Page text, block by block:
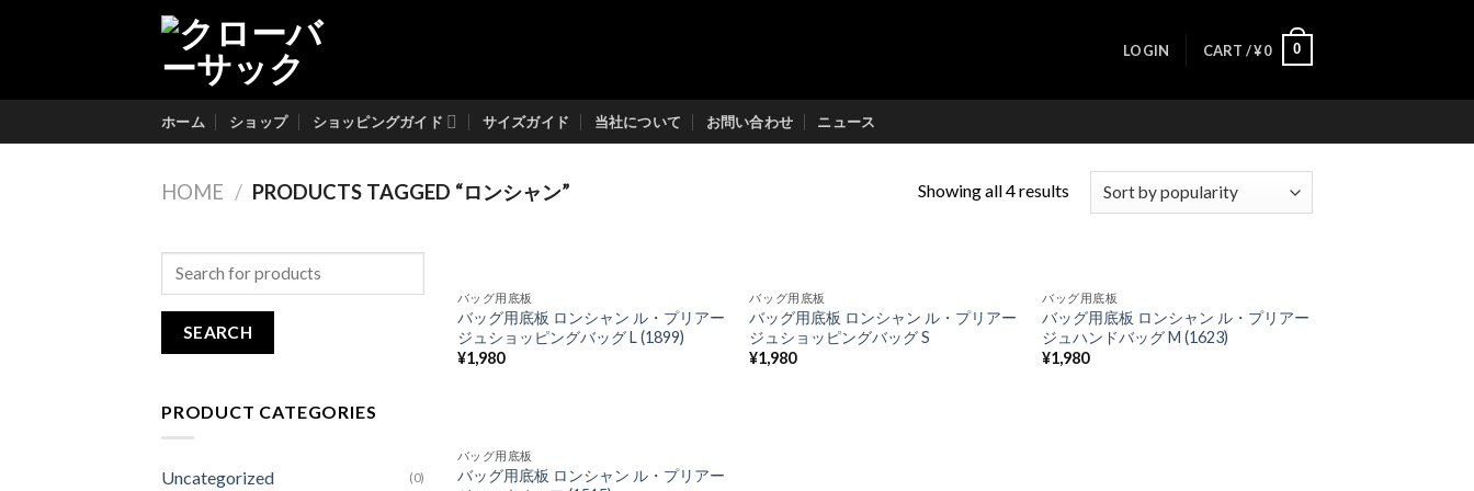
LOGIN CART /¥0 0
ホーム ショップ ショッピングガイド サイズガイド 当社について お問い合わせ ニュース
HOME / PRODUCTS TAGGED “ロンシャン” Showing all 4 results
Search
PRODUCT CATEGORIES
Uncategorized (0)
Add to
Wishlist
バッグ用底板
バッグ用底板 ロンシャン ル・プリアー
ジュショッピングバッグ L (1899)
¥1,980
Add to
Wishlist
バッグ用底板
バッグ用底板 ロンシャン ル・プリアー
ジュショッピングバッグ S
¥1,980
Add to
Wishlist
バッグ用底板
バッグ用底板 ロンシャン ル・プリアー
ジュハンドバッグ M (1623)
¥1,980
Add to
Wishlist
バッグ用底板
バッグ用底板 ロンシャン ル・プリアー